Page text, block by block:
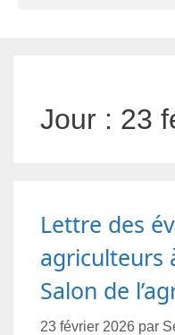
Jour : 23
Lettre des
agriculteurs
Salon de
23 février 2026 par